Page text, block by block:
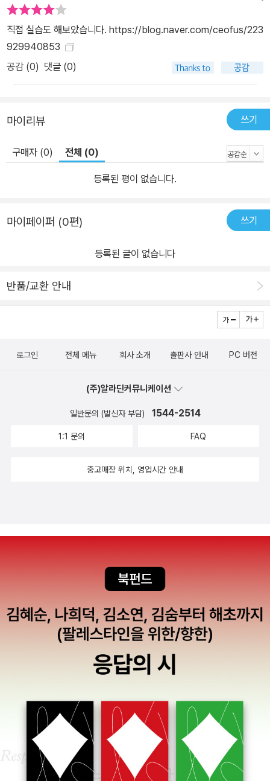
직접 실습도 해보았습니다. https://blog.naver.com/ceofus/223
929940853
공감 (0) 댓글 (0)
마이리뷰 쓰기
구매자 (0) 전체 (0)
등록된 평이 없습니다.
마이페이퍼 (0편) 쓰기
등록된 글이 없습니다
반품/교환 안내
로그인 전체 메뉴 회사 소개 출판사 안내 PC 버전
(주)알라딘커뮤니케이션
일반문의 (발신자 부담) 1544-2514
1:1 문의 FAQ
중고매장 위치, 영업시간 안내